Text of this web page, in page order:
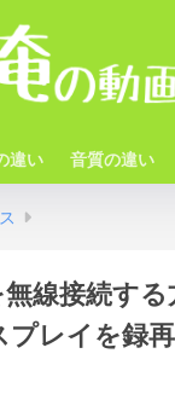
違い 音質の違い
線接続す
プレイを録